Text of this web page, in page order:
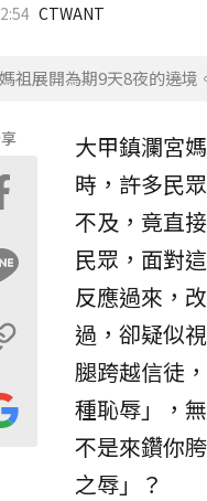
CTWANT
祖展開為期9天8夜的遶境
大甲鎮瀾宮
時，許多民
不及，竟直
民眾，面對
反應過來，
過，卻疑似
腿跨越信徒
種恥辱」，
不是來鑽你
之辱」？